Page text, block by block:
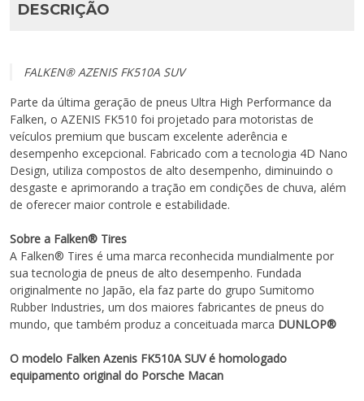
DESCRIÇÃO
FALKEN® AZENIS FK510A SUV
Parte da última geração de pneus Ultra High Performance da
Falken, o AZENIS FK510 foi projetado para motoristas de
veículos premium que buscam excelente aderência e
desempenho excepcional. Fabricado com a tecnologia 4D Nano
Design, utiliza compostos de alto desempenho, diminuindo o
desgaste e aprimorando a tração em condições de chuva, além
de oferecer maior controle e estabilidade.
Sobre a Falken® Tires
A Falken® Tires é uma marca reconhecida mundialmente por
sua tecnologia de pneus de alto desempenho. Fundada
originalmente no Japão, ela faz parte do grupo Sumitomo
Rubber Industries, um dos maiores fabricantes de pneus do
mundo, que também produz a conceituada marca DUNLOP®
O modelo Falken Azenis FK510A SUV é homologado
equipamento original do Porsche Macan